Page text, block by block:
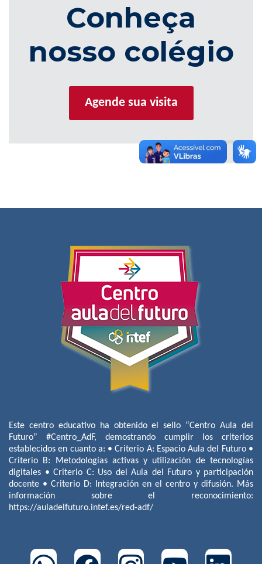
Conheça
nosso colégio
Agende sua visita
Este centro educativo ha obtenido el sello “Centro Aula del
Futuro” #Centro_AdF, demostrando cumplir los criterios
establecidos en cuanto a: • Criterio A: Espacio Aula del Futuro •
Criterio B: Metodologías activas y utilización de tecnologías
digitales • Criterio C: Uso del Aula del Futuro y participación
docente • Criterio D: Integración en el centro y difusión. Más
información sobre el reconocimiento:
https://auladelfuturo.intef.es/red-adf/